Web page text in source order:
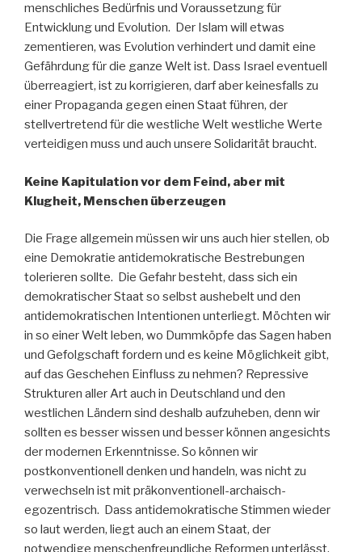
menschliches Bedürfnis und Voraussetzung für
Entwicklung und Evolution. Der Islam will etwas
zementieren, was Evolution verhindert und damit eine
Gefährdung für die ganze Welt ist. Dass Israel eventuell
überreagiert, ist zu korrigieren, darf aber keinesfalls zu
einer Propaganda gegen einen Staat führen, der
stellvertretend für die westliche Welt westliche Werte
verteidigen muss und auch unsere Solidarität braucht.
Keine Kapitulation vor dem Feind, aber mit
Klugheit, Menschen überzeugen
Die Frage allgemein müssen wir uns auch hier stellen, ob
eine Demokratie antidemokratische Bestrebungen
tolerieren sollte. Die Gefahr besteht, dass sich ein
demokratischer Staat so selbst aushebelt und den
antidemokratischen Intentionen unterliegt. Möchten wir
in so einer Welt leben, wo Dummköpfe das Sagen haben
und Gefolgschaft fordern und es keine Möglichkeit gibt,
auf das Geschehen Einfluss zu nehmen? Repressive
Strukturen aller Art auch in Deutschland und den
westlichen Ländern sind deshalb aufzuheben, denn wir
sollten es besser wissen und besser können angesichts
der modernen Erkenntnisse. So können wir
postkonventionell denken und handeln, was nicht zu
verwechseln ist mit präkonventionell-archaisch-
egozentrisch. Dass antidemokratische Stimmen wieder
so laut werden, liegt auch an einem Staat, der
notwendige menschenfreundliche Reformen unterlässt.